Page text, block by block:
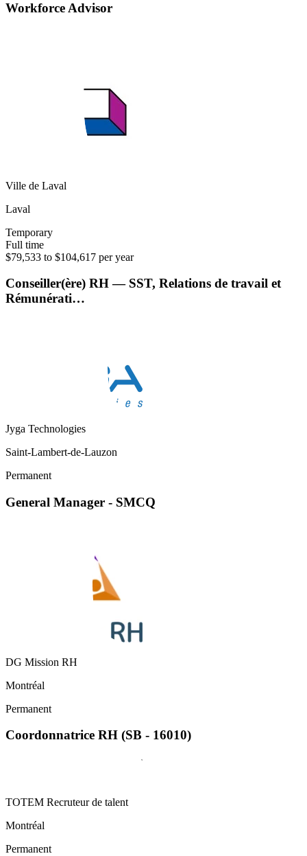
Workforce Advisor
Ville de Laval
Laval
Temporary
Full time
$79,533 to $104,617 per year
Conseiller(ère) RH — SST, Relations de travail et
Rémunérati…
Jyga Technologies
Saint-Lambert-de-Lauzon
Permanent
General Manager - SMCQ
DG Mission RH
Montréal
Permanent
Coordonnatrice RH (SB - 16010)
TOTEM Recruteur de talent
Montréal
Permanent